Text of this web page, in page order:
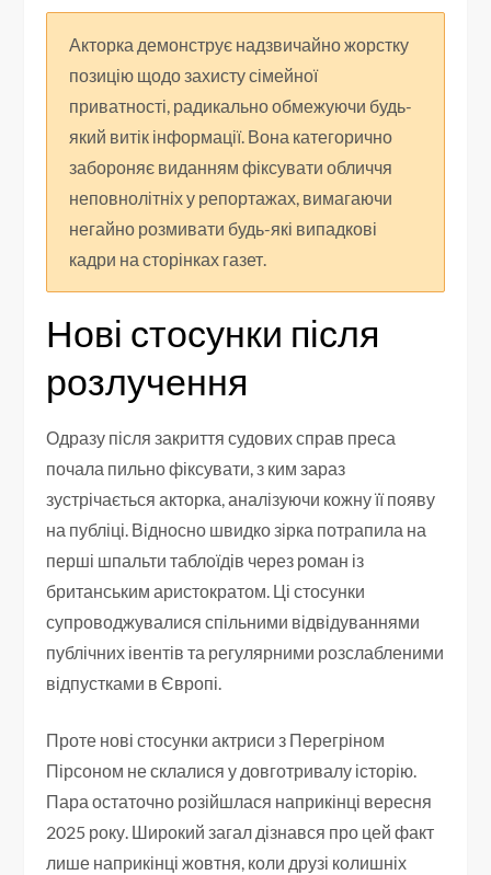
Акторка демонструє надзвичайно жорстку
позицію щодо захисту сімейної
приватності, радикально обмежуючи будь-
який витік інформації. Вона категорично
забороняє виданням фіксувати обличчя
неповнолітніх у репортажах, вимагаючи
негайно розмивати будь-які випадкові
кадри на сторінках газет.
Нові стосунки після
розлучення
Одразу після закриття судових справ преса
почала пильно фіксувати, з ким зараз
зустрічається акторка, аналізуючи кожну її появу
на публіці. Відносно швидко зірка потрапила на
перші шпальти таблоїдів через роман із
британським аристократом. Ці стосунки
супроводжувалися спільними відвідуваннями
публічних івентів та регулярними розслабленими
відпустками в Європі.
Проте нові стосунки актриси з Перегріном
Пірсоном не склалися у довготривалу історію.
Пара остаточно розійшлася наприкінці вересня
2025 року. Широкий загал дізнався про цей факт
лише наприкінці жовтня, коли друзі колишніх